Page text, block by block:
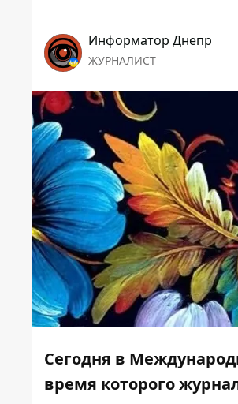
Информатор Днепр
ЖУРНАЛИСТ
Сегодня в
время которого